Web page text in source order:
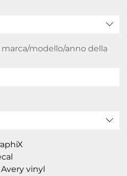
modello/anno della
vinyl